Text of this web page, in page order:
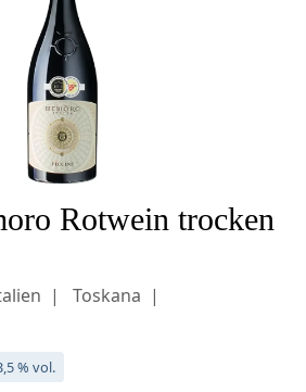
Rotwein trocken
Toskana
% vol.